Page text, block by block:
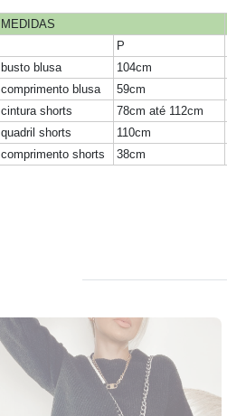
MEDIDAS
P
busto blusa
104cm
comprimento blusa
59cm
cintura shorts
78cm até 112cm
quadril shorts
110cm
comprimento shorts
38cm